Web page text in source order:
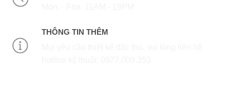
THÔNG TIN THÊM